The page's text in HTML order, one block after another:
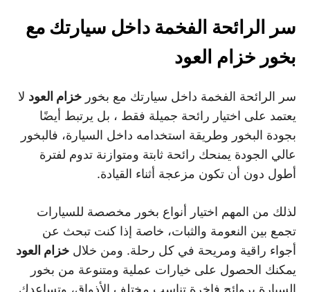
سر الرائحة الفخمة داخل سيارتك مع
بخور خزام العود
سر الرائحة الفخمة داخل سيارتك مع بخور خزام العود لا
يعتمد على اختيار رائحة جميلة فقط ، بل يرتبط أيضًا
بجودة البخور وطريقة استخدامه داخل السيارة، فالبخور
عالي الجودة يمنحك رائحة ثابتة ومتوازنة تدوم لفترة
أطول دون أن تكون مزعجة أثناء القيادة.
لذلك من المهم اختيار أنواع بخور مخصصة للسيارات
تجمع بين النعومة والثبات، خاصة إذا كنت تبحث عن
أجواء راقية ومريحة في كل رحلة. ومن خلال خزام العود
يمكنك الحصول على خيارات عملية ومتنوعة من بخور